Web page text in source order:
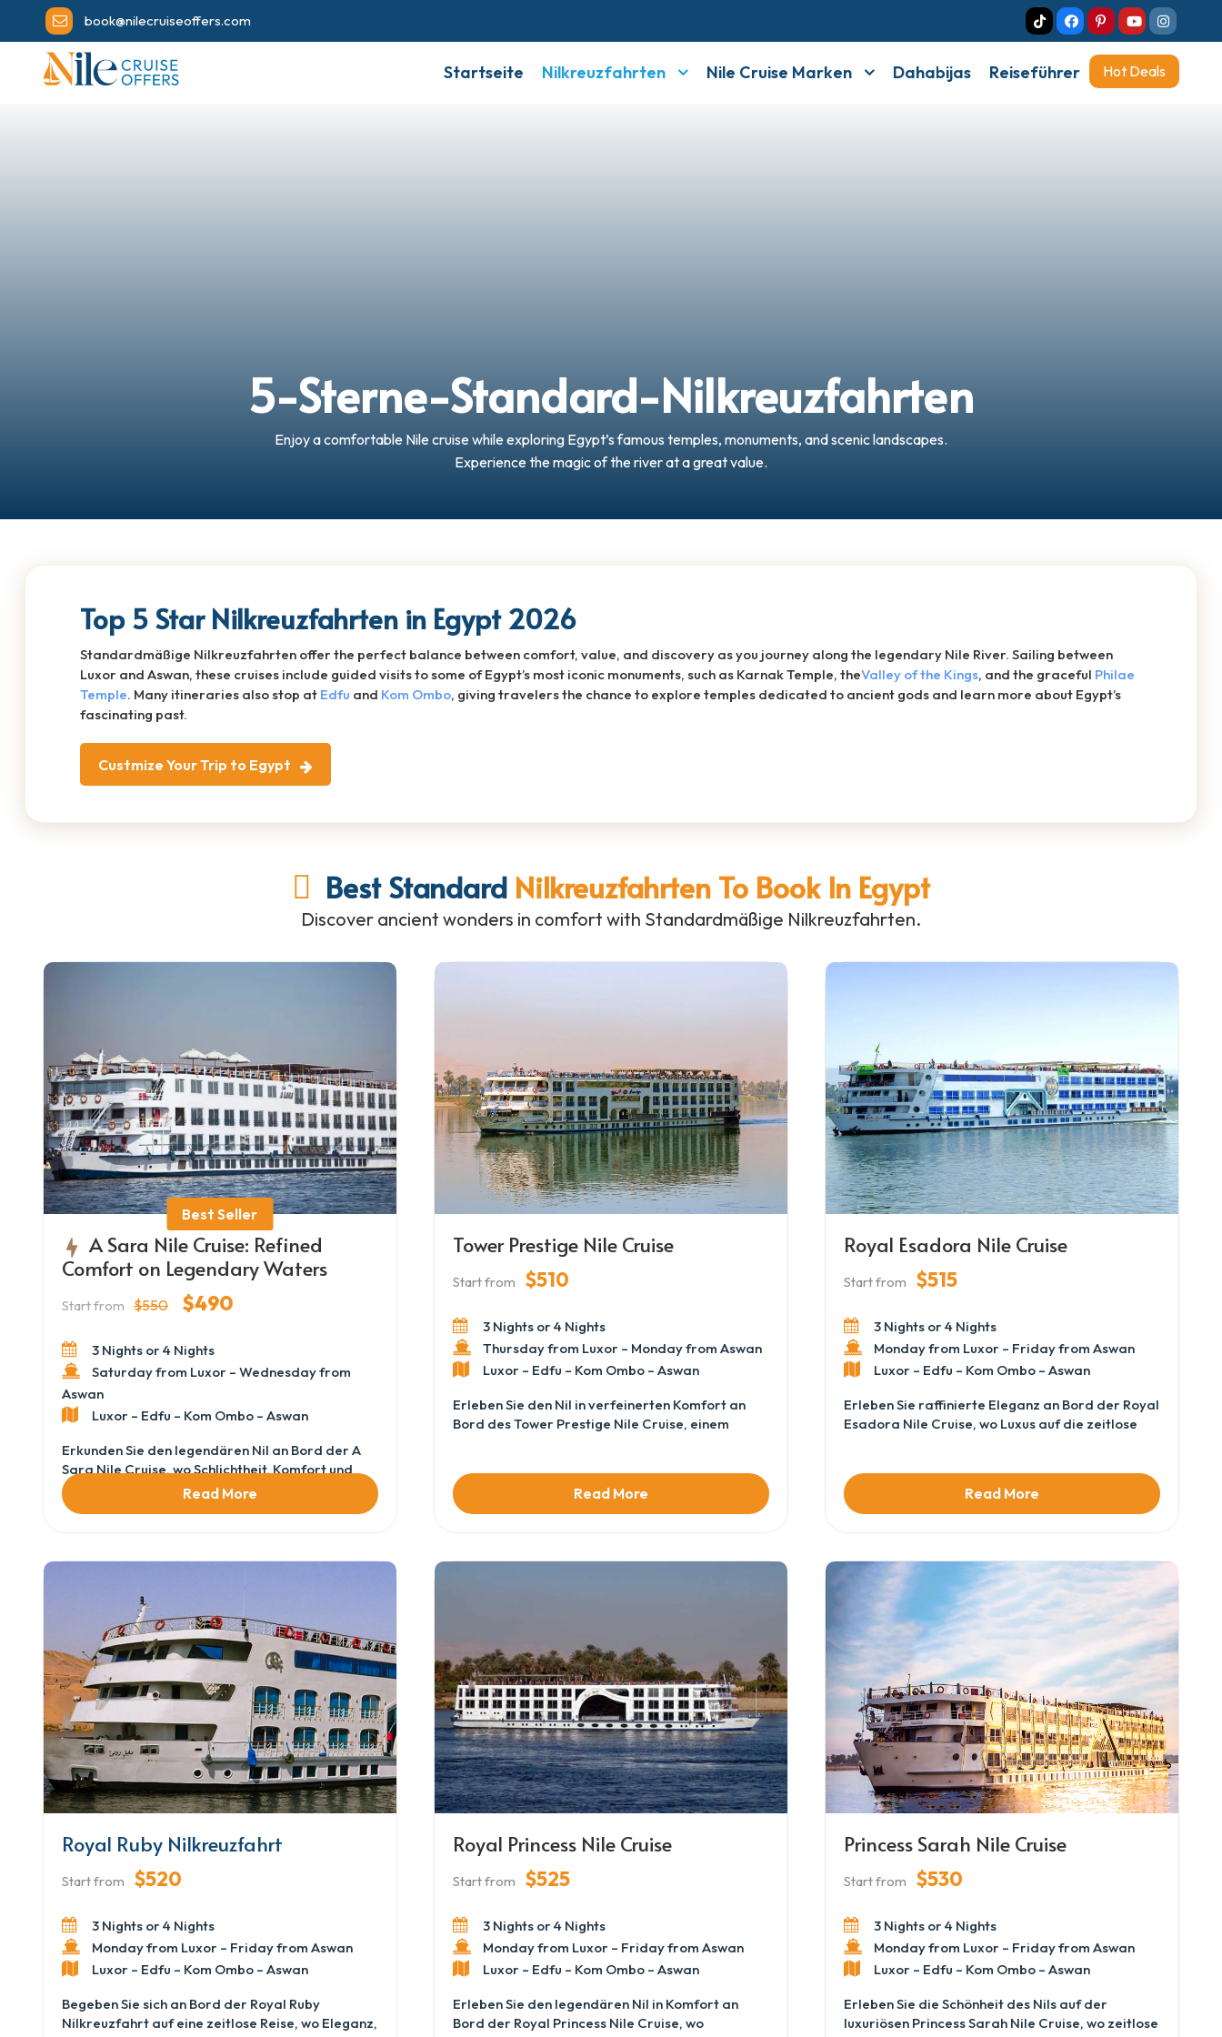
book@nilecruiseoffers.com
Startseite Nilkreuzfahrten Nile Cruise Marken Dahabijas Reiseführer Hot Deals
5-Sterne-Standard-Nilkreuzfahrten
Enjoy a comfortable Nile cruise while exploring Egypt’s famous temples, monuments, and scenic landscapes.
Experience the magic of the river at a great value.
Top 5 Star Nilkreuzfahrten in Egypt 2026
Standardmäßige Nilkreuzfahrten offer the perfect balance between comfort, value, and discovery as you journey along the legendary Nile River. Sailing between
Luxor and Aswan, these cruises include guided visits to some of Egypt’s most iconic monuments, such as Karnak Temple, theValley of the Kings, and the graceful Philae
Temple. Many itineraries also stop at Edfu and Kom Ombo, giving travelers the chance to explore temples dedicated to ancient gods and learn more about Egypt’s
fascinating past.
Custmize Your Trip to Egypt
Best Standard Nilkreuzfahrten To Book In Egypt
Discover ancient wonders in comfort with Standardmäßige Nilkreuzfahrten.
Best Seller
A Sara Nile Cruise: Refined
Comfort on Legendary Waters
Start from $550 $490
3 Nights or 4 Nights
Saturday from Luxor – Wednesday from
Aswan
Luxor – Edfu – Kom Ombo – Aswan
Erkunden Sie den legendären Nil an Bord der A
Sara Nile Cruise, wo Schlichtheit, Komfort und
authentischer ägyptischer Charme sich vereinen.
Diese Nilkreuzfahrt ist für Reisende konzipiert,
aufmerksamen Service und einladende
Tag voller Entdeckungen. Während Sie zwischen
Luxor und Aswan segeln, genießen Sie sich
ständig verändernde Flusslandschaften – von
palmenumsäumten Ufern bis hin zu alten
Tempeln, die stolz am Ufer stehen. Täglich
geführte Ausflüge erwecken Ägyptens Geschichte
zum Leben, während die Abende an Bord sich
perfekt für stille Entspannung eignen. Die A Sara
Nile Cruise bietet eine reibungslose, genussvolle
Reise voller Entdeckungen, Kultur und ruhiger
Momente auf dem Nil.
Read More
Tower Prestige Nile Cruise
Start from $510
3 Nights or 4 Nights
Thursday from Luxor – Monday from Aswan
Luxor – Edfu – Kom Ombo – Aswan
Erleben Sie den Nil in verfeinerten Komfort an
Bord des Tower Prestige Nile Cruise, einem
Vom Moment Ihrer Ankunft an schaffen
aufmerksamer Service und eine willkommene
Atmosphäre die richtige Grundlage für eine
und Aswan segeln, genießen Sie
Loungebereiche bieten den perfekten
Rückzugsort nach Ihren täglichen Besichtigungen.
Verbringen Sie friedliche Momente auf dem
Sonnendeck, während der Nil in der goldenen
Stunde vorbeifließt. Der Tower Prestige bietet
eine ausgewogene Mischung aus kultureller
Entdeckung, Komfort und unvergesslichen
Nilkreuzfahrten.
Read More
Royal Esadora Nile Cruise
Start from $515
3 Nights or 4 Nights
Monday from Luxor – Friday from Aswan
Luxor – Edfu – Kom Ombo – Aswan
Erleben Sie raffinierte Eleganz an Bord der Royal
Esadora Nile Cruise, wo Luxus auf die zeitlose
Komfort, aufmerksamer Betreuung und ruhiger
Atmosphäre. Während das Schiff zwischen Luxor
und Aswan gleitet, genießen Sie
üppige Flusslandschaften und traditionelle
Dörfer. Geräumige Kabinen, gehobene Küche und
entspannende Lounges schaffen das perfekte
Gleichgewicht zwischen Erkundung und Erholung.
Nach einem Tag voller Entdeckungen an
Ägyptens legendären Sehenswürdigkeiten
entspannen Sie sich auf dem Sonnendeck und
beobachten, wie der Nil bei Sonnenuntergang
erglüht. Die Royal Esadora bietet eine
unvergessliche Reise durch Geschichte und
Schönheit.
Read More
Royal Ruby Nilkreuzfahrt
Start from $520
3 Nights or 4 Nights
Monday from Luxor – Friday from Aswan
Luxor – Edfu – Kom Ombo – Aswan
Begeben Sie sich an Bord der Royal Ruby
Nilkreuzfahrt auf eine zeitlose Reise, wo Eleganz,
Royal Princess Nile Cruise
Start from $525
3 Nights or 4 Nights
Monday from Luxor – Friday from Aswan
Luxor – Edfu – Kom Ombo – Aswan
Erleben Sie den legendären Nil in Komfort an
Bord der Royal Princess Nile Cruise, wo
Princess Sarah Nile Cruise
Start from $530
3 Nights or 4 Nights
Monday from Luxor – Friday from Aswan
Luxor – Edfu – Kom Ombo – Aswan
Erleben Sie die Schönheit des Nils auf der
luxuriösen Princess Sarah Nile Cruise, wo zeitlose